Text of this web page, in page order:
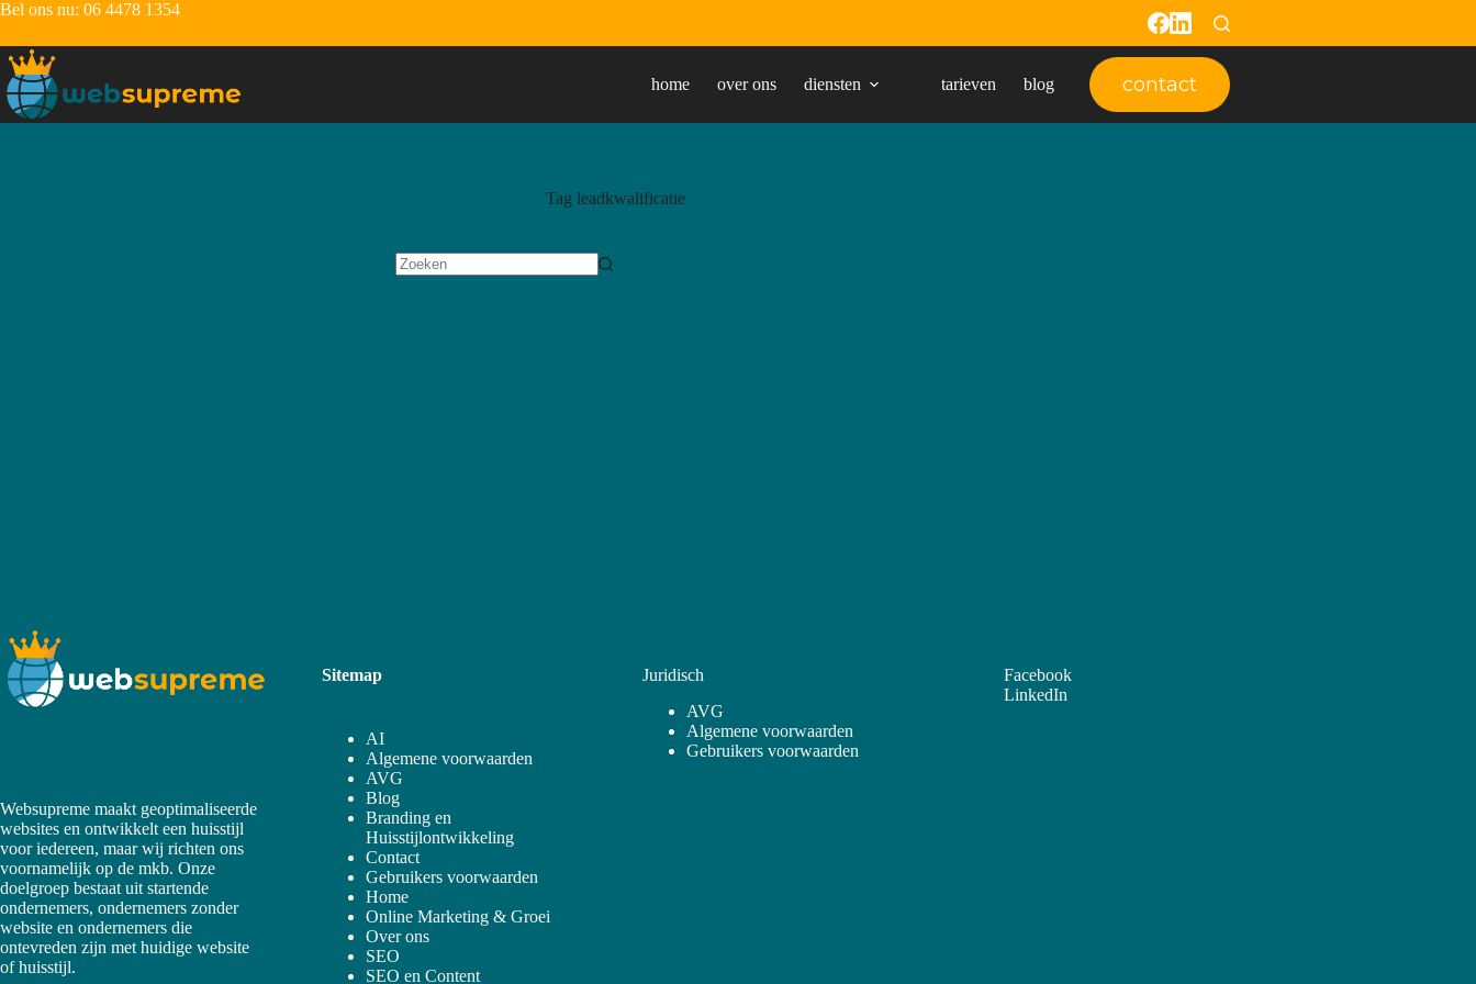
Bel ons nu: 06 4478 1354
home over ons diensten tarieven blog contact
Tag leadkwalificatie
Websupreme maakt geoptimaliseerde
websites en ontwikkelt een huisstijl
voor iedereen, maar wij richten ons
voornamelijk op de mkb. Onze
doelgroep bestaat uit startende
ondernemers, ondernemers zonder
website en ondernemers die
ontevreden zijn met huidige website
of huisstijl.
Sitemap
AI
Algemene voorwaarden
AVG
Blog
Branding en
Huisstijlontwikkeling
Contact
Gebruikers voorwaarden
Home
Online Marketing & Groei
Over ons
SEO
SEO en Content
Juridisch
AVG
Algemene voorwaarden
Gebruikers voorwaarden
Facebook
LinkedIn